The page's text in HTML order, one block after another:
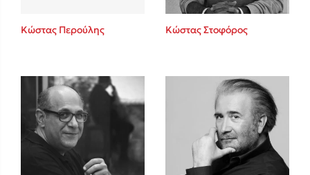
Κώστας Περούλης Κώστας Στοφόρος